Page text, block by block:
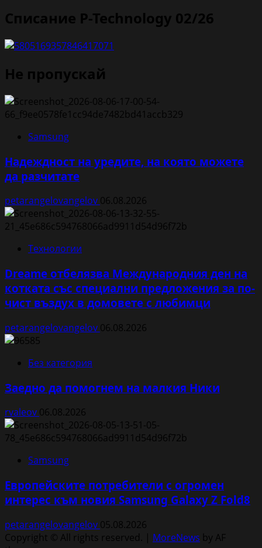
Списание P-Technology 02/26
Не пропускай
Samsung
Надеждност на уредите, на която можете
да разчитате
petarangelovangelov 06.08.2026
Технологии
Dreame отбелязва Международния ден на
котката със специални предложения за по-
чист въздух в домовете с любимци
petarangelovangelov 06.08.2026
Без категория
Заедно да помогнем на малкия Ники
rvaleov 06.08.2026
Samsung
Европейските потребители с огромен
интерес към новия Samsung Galaxy Z Fold8
petarangelovangelov 05.08.2026
Copyright © All rights reserved. | MoreNews by AF